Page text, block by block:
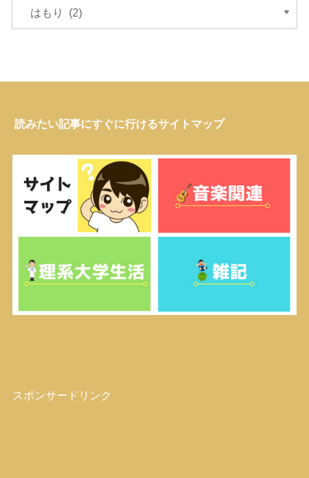
読みたい記事にすぐに行けるサイトマップ
スポンサードリンク